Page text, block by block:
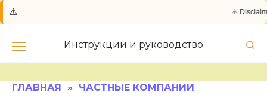
⚠️ ⚠️
Инструкции и руководство
ГЛАВНАЯ » ЧАСТНЫЕ КОМПАНИИ